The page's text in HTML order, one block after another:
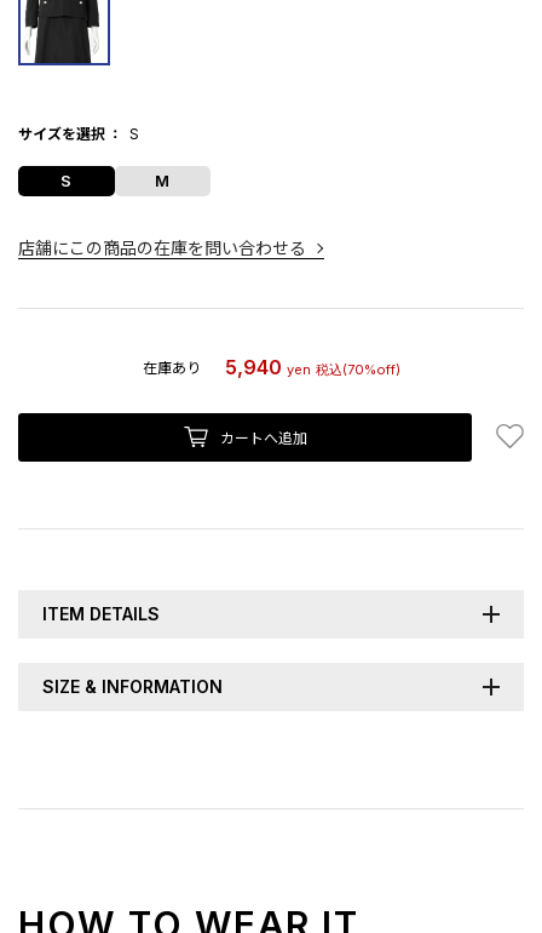
サイズを選択 S
S M
店舗にこの商品の在庫を問い合わせる
在庫あり 5,940 yen 税込(70%off)
カートへ追加
ITEM DETAILS
SIZE & INFORMATION
HOW TO WEAR IT